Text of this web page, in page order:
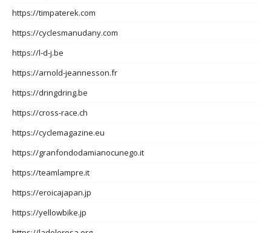
https://timpaterek.com
https://cyclesmanudany.com
https://l-d-j.be
https://arnold-jeannesson.fr
https://dringdring.be
https://cross-race.ch
https://cyclemagazine.eu
https://granfondodamianocunego.it
https://teamlampre.it
https://eroicajapan.jp
https://yellowbike.jp